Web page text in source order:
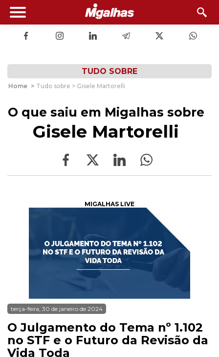
TUDO SOBRE
Home > Tudo sobre > Gisele Martorelli
O que saiu em Migalhas sobre
Gisele Martorelli
MIGALHAS LIVE
terça-feira, 30 de janeiro de 2024
O Julgamento do Tema nº 1.102
no STF e o Futuro da Revisão da
Vida Toda